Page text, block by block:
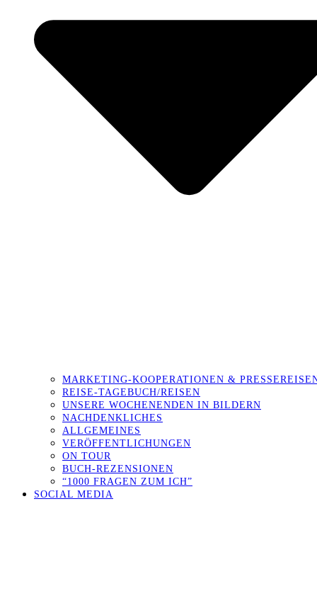
MARKETING-KOOPERATIONEN &
REISE-TAGEBUCH/REISEN
UNSERE WOCHENENDEN IN BILDERN
NACHDENKLICHES
ALLGEMEINES
VERÖFFENTLICHUNGEN
ON TOUR
BUCH-REZENSIONEN
“1000 FRAGEN ZUM ICH”
SOCIAL MEDIA